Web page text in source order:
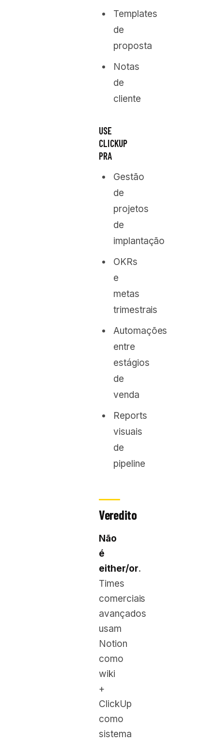
Templates
de
proposta
Notas
de
cliente
USE
CLICKUP
PRA
Gestão
de
projetos
de
implantação
OKRs
e
metas
trimestrais
Automações
entre
estágios
de
venda
Reports
visuais
de
pipeline
Veredito
Não
é
either/or.
Times
comerciais
avançados
usam
Notion
como
wiki
+
ClickUp
como
sistema